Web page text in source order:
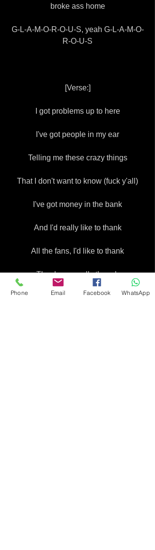
broke ass home
G-L-A-M-O-R-O-U-S, yeah G-L-A-M-O-
R-O-U-S
[Verse:]
I got problems up to here
I've got people in my ear
Telling me these crazy things
That I don't want to know (fuck y'all)
I've got money in the bank
And I'd really like to thank
All the fans, I'd like to thank
Thank you really though
Cause I remember yesterday
Phone Email Facebook WhatsApp